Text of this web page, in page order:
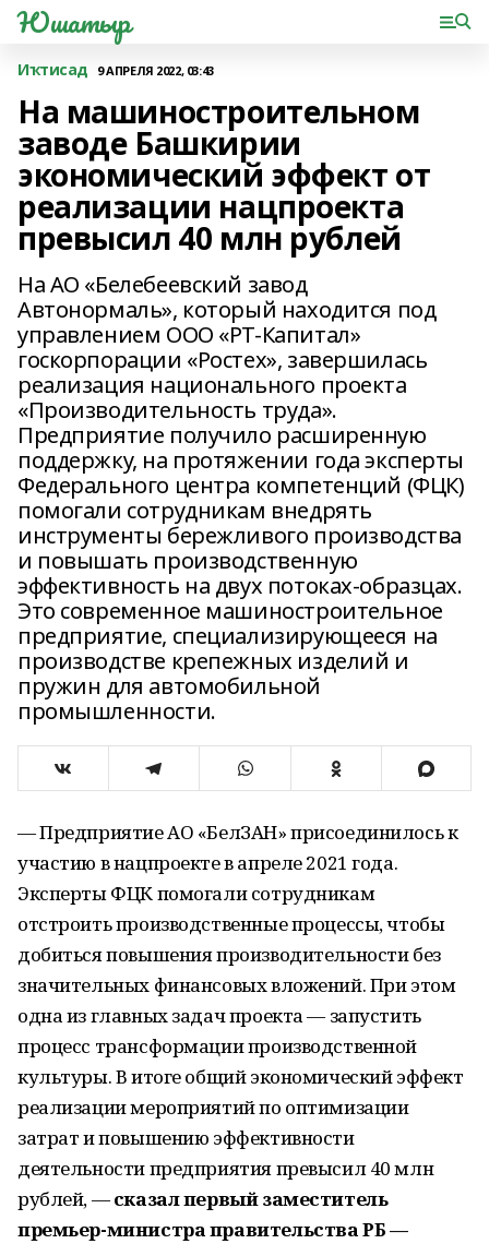
Юшатыр
Иҡтисад 9 АПРЕЛЯ 2022, 03:43
На машиностроительном
заводе Башкирии
экономический эффект от
реализации нацпроекта
превысил 40 млн рублей
На АО «Белебеевский завод
Автонормаль», который находится под
управлением ООО «РТ-Капитал»
госкорпорации «Ростех», завершилась
реализация национального проекта
«Производительность труда».
Предприятие получило расширенную
поддержку, на протяжении года эксперты
Федерального центра компетенций (ФЦК)
помогали сотрудникам внедрять
инструменты бережливого производства
и повышать производственную
эффективность на двух потоках-образцах.
Это современное машиностроительное
предприятие, специализирующееся на
производстве крепежных изделий и
пружин для автомобильной
промышленности.
— Предприятие АО «БелЗАН» присоединилось к
участию в нацпроекте в апреле 2021 года.
Эксперты ФЦК помогали сотрудникам
отстроить производственные процессы, чтобы
добиться повышения производительности без
значительных финансовых вложений. При этом
одна из главных задач проекта — запустить
процесс трансформации производственной
культуры. В итоге общий экономический эффект
реализации мероприятий по оптимизации
затрат и повышению эффективности
деятельности предприятия превысил 40 млн
рублей, —сказал первый заместитель
премьер-министра правительства РБ —